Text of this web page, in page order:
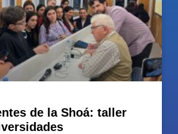
de la Shoá: taller